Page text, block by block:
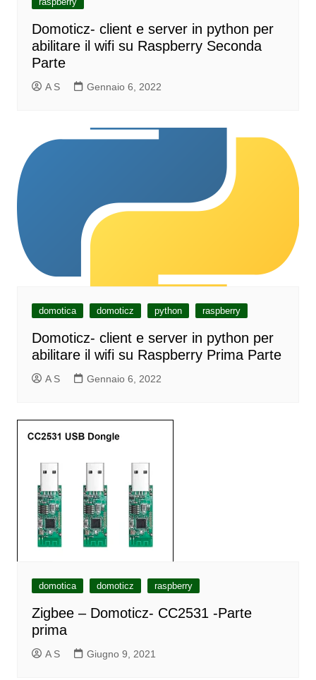
Domoticz- client e server in python per
abilitare il wifi su Raspberry Seconda
Parte
A S Gennaio 6, 2022
domotica domoticz python raspberry
Domoticz- client e server in python per
abilitare il wifi su Raspberry Prima Parte
A S Gennaio 6, 2022
domotica domoticz raspberry
Zigbee – Domoticz- CC2531 -Parte
prima
A S Giugno 9, 2021